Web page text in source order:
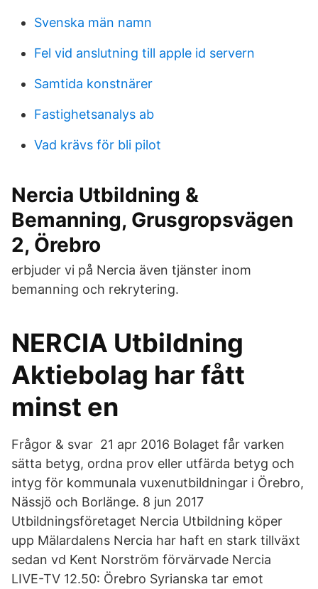
Svenska män namn
Fel vid anslutning till apple id servern
Samtida konstnärer
Fastighetsanalys ab
Vad krävs för bli pilot
Nercia Utbildning &
Bemanning, Grusgropsvägen
2, Örebro
erbjuder vi på Nercia även tjänster inom
bemanning och rekrytering.
NERCIA Utbildning
Aktiebolag har fått
minst en
Frågor & svar 21 apr 2016 Bolaget får varken
sätta betyg, ordna prov eller utfärda betyg och
intyg för kommunala vuxenutbildningar i Örebro,
Nässjö och Borlänge. 8 jun 2017
Utbildningsföretaget Nercia Utbildning köper
upp Mälardalens Nercia har haft en stark tillväxt
sedan vd Kent Norström förvärvade Nercia
LIVE-TV 12.50: Örebro Syrianska tar emot